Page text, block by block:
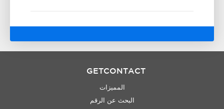
GETCONTACT
المميزات
البحث عن الرقم